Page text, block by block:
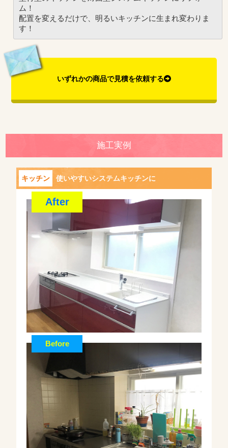
ム！
配置を変えるだけで、明るいキッチンに生まれ変わりま
す！
いずれかの商品で見積を依頼する
施工実例
キッチン 使いやすいシステムキッチンに
After
Before